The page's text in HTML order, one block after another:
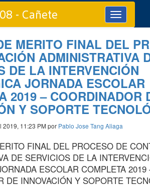
Toggle
navigation
- Cañete
MERITO FINAL DEL
ADMINISTRATIVA
DE LA INTERVENCIÓN
JORNADA ESCOLAR
2019 – COORDINADOR
Y SOPORTE
2019, 11:23 PM por Pablo Jose Tang Aliaga
FINAL DEL PROCESO DE
DE SERVICIOS DE LA
ESCOLAR COMPLETA 2019
DE INNOVACIÓN Y SOPORTE